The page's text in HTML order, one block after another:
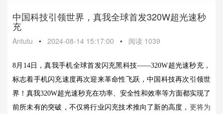
中国科技引领世界，真我全球首发320W超光速秒
充
Antutu • 2024-08-14 15:17:00 • 阅读 1039
8月14日，真我手机全球首发闪充黑科技——320W超光速秒充，
标志着手机闪充速度再次迎来革命性飞跃，中国科技再次引领世
界！真我320W超光速秒充在功率、安全性和效率等方面都实现了
前所未有的突破，不仅将行业闪充技术推向了新的高度， 更将为